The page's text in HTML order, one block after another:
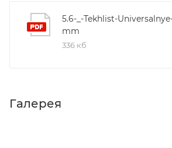
5.6-_-Tekhlist-
mm
336 кб
Галерея